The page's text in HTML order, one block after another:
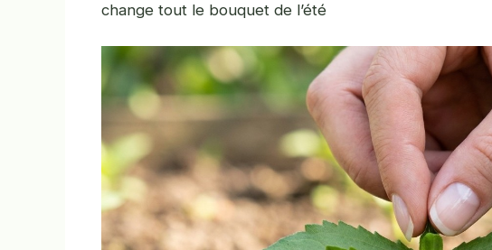
change tout le bouquet de l’été